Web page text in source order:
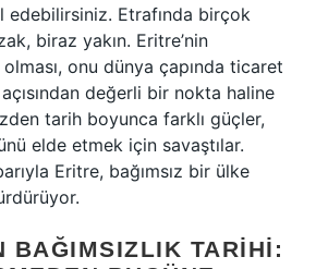
edebilirsiniz. Etrafında birçok
biraz yakın. Eritre’nin
olması, onu dünya çapında ticaret
değerli bir nokta haline
tarih boyunca farklı güçler,
elde etmek için savaştılar.
Eritre, bağımsız bir ülke
BAĞIMSIZLIK TARIHI: